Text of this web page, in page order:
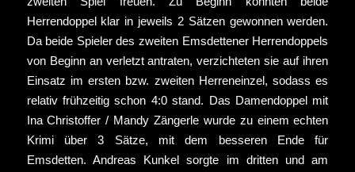
Herrendoppel klar in jeweils 2 Sätzen gewonnen werden.
Da beide Spieler des zweiten Emsdettener Herrendoppels
von Beginn an verletzt antraten, verzichteten sie auf ihren
Einsatz im ersten bzw. zweiten Herreneinzel, sodass es
relativ frühzeitig schon 4:0 stand. Das Damendoppel mit
Ina Christoffer / Mandy Zängerle wurde zu einem echten
Krimi über 3 Sätze, mit dem besseren Ende für
Emsdetten. Andreas Kunkel sorgte im dritten und am